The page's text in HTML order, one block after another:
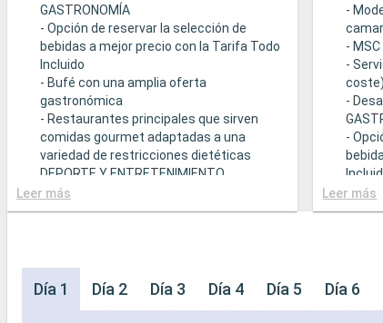
GASTRONOMÍA
- Opción de reservar la selección de
bebidas a mejor precio con la Tarifa Todo
Incluido
- Bufé con una amplia oferta
gastronómica
- Restaurantes principales que sirven
comidas gourmet adaptadas a una
variedad de restricciones dietéticas
DEPORTE Y ENTRETENIMIENTO
- Programa variado de espectáculos en el
teatro al estilo de Broadway
panorámicas
Leer más
-
-
-
coste)
-
-
- Bufé
-
Leer más
Día 1 Día 2 Día 3 Día 4 Día 5 Día 6